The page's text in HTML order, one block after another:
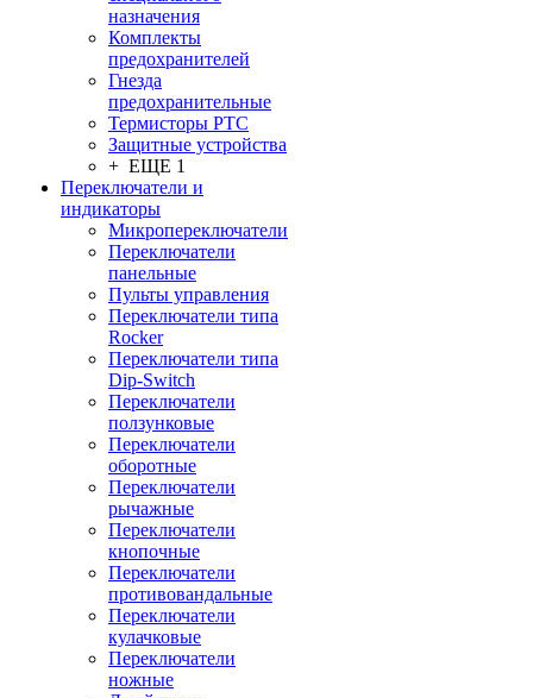
назначения
Комплекты
предохранителей
Гнезда
предохранительные
Термисторы PTC
Защитные устройства
+ ЕЩЕ 1
Переключатели и
индикаторы
Микропереключатели
Переключатели
панельные
Пульты управления
Переключатели типа
Rocker
Переключатели типа
Dip-Switch
Переключатели
ползунковые
Переключатели
оборотные
Переключатели
рычажные
Переключатели
кнопочные
Переключатели
противовандальные
Переключатели
кулачковые
Переключатели
ножные